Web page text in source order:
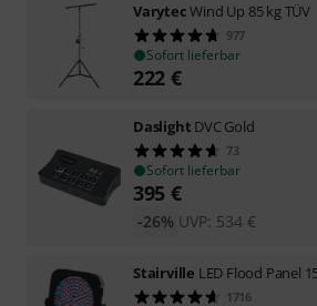
VarytecWind Up 85 kg TÜV
977
Sofort lieferbar
222 €
Daslight DVC Gold
73
Sofort lieferbar
395 €
UVP: 534 €
-26%
Stairville LED Flood Panel
1716